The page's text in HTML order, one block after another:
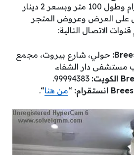
التصنيع بوزن 200 جرام وطول 100 متر وبسعر 2 دينار
على العرض وعروض المتجر
الاتصال التالية:
حولي، شارع بيروت، مجمع
مستشفى دار الشفاء.
“من هنا“.